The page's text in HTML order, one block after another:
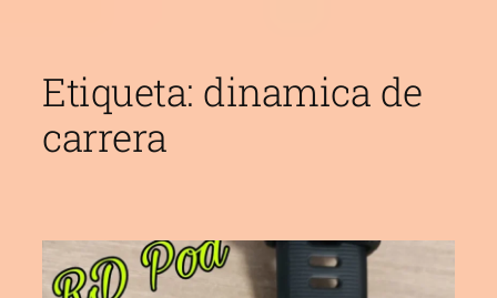
Etiqueta: dinamica de
carrera